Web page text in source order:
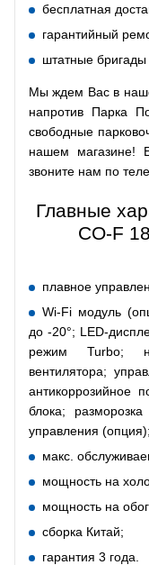
бесплатная
гарантийный
штатные бригады
Мы ждем Вас в
напротив Парка
свободные
нашем магазине!
звоните нам по
Главные
CO-F
плавное
Wi-Fi модуль
до -20°; LED-
режим Turbo;
вентилятора;
антикоррозийное
блока;
управления (опция);
макс.
мощность на
мощность на
сборка Китай;
гарантия 3 года.